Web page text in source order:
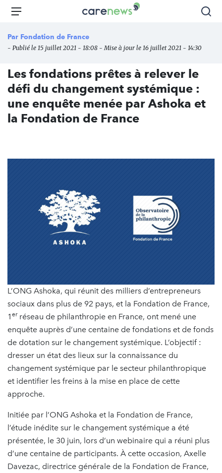
Aller
principal
Carenews,
des
l'engagement
Menu
Par Fondation de France
- Publié le 15 juillet 2021 - 18:08 - Mise à jour le 16 juillet 2021 - 14:30
Les fondations prêtes à relever le
défi du changement systémique :
une enquête menée par Ashoka et
la Fondation de France
L’ONG Ashoka, qui réunit des milliers d’entrepreneurs
sociaux dans plus de 92 pays, et la Fondation de France,
1 erréseau de philanthropie en France, ont mené une
enquête auprès d’une centaine de fondations et de fonds
de dotation sur le changement systémique. L’objectif :
dresser un état des lieux sur la connaissance du
changement systémique par le secteur philanthropique
et identifier les freins à la mise en place de cette
approche.
Initiée par l’ONG Ashoka et la Fondation de France,
l’étude inédite sur le changement systémique a été
présentée, le 30 juin, lors d’un webinaire qui a réuni plus
d’une centaine de participants. À cette occasion, Axelle
Davezac, directrice générale de la Fondation de France,